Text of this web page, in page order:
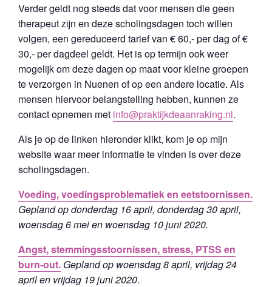
Verder geldt nog steeds dat voor mensen die geen
therapeut zijn en deze scholingsdagen toch willen
volgen, een gereduceerd tarief van € 60,- per dag of €
30,- per dagdeel geldt. Het is op termijn ook weer
mogelijk om deze dagen op maat voor kleine groepen
te verzorgen in Nuenen of op een andere locatie. Als
mensen hiervoor belangstelling hebben, kunnen ze
contact opnemen met info@praktijkdeaanraking.nl.
Als je op de linken hieronder klikt, kom je op mijn
website waar meer informatie te vinden is over deze
scholingsdagen.
Voeding, voedingsproblematiek en eetstoornissen.
Gepland op donderdag 16 april, donderdag 30 april,
woensdag 6 mei en woensdag 10 juni 2020.
Angst, stemmingsstoornissen, stress, PTSS en
burn-out. Gepland op woensdag 8 april, vrijdag 24
april en vrijdag 19 juni 2020.